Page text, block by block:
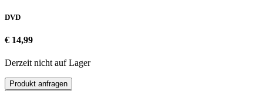
DVD
€ 14,99
Derzeit nicht auf Lager
Produkt anfragen